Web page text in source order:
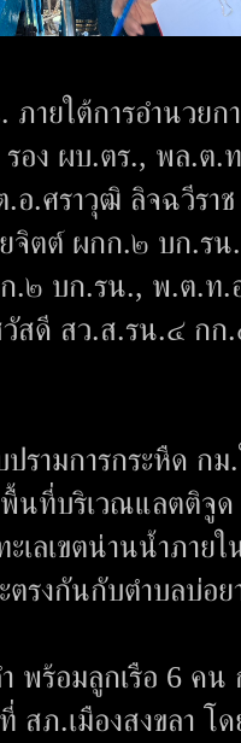
ยใต้การอำนวยก
อง ผบ.ตร., พล.ต
ราวุฒิ ลิจฉวีราช
ตต์ ผกก.๒ บก.รน
๒ บก.รน., พ.ต.ท.
สดี สว.ส.รน.๔ ก
รามการกระหืด กม
พื้นที่บริเวณแลตติ
ลเขตน่านน้ำภายใ
งกันกับตำบลบ่อย
พร้อมลูกเรือ 6 คน
ภ.เมืองสงขลา โด